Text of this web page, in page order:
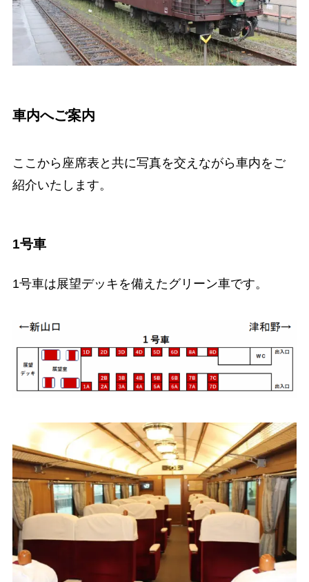
車内へご案内
ここから座席表と共に写真を交えながら車内をご
紹介いたします。
1号車
1号車は展望デッキを備えたグリーン車です。